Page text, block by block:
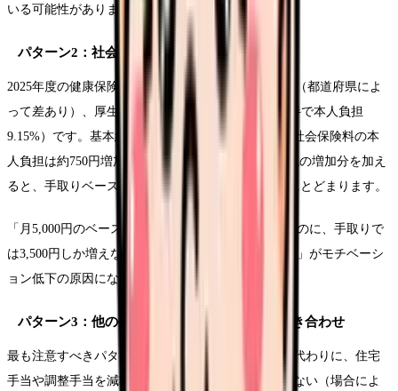
いる可能性があります。
パターン2：社会保険料の増加で相殺
2025年度の健康保険料率は協会けんぽ平均で10.00%（都道府県によ
って差あり）、厚生年金保険料率は18.3%（労使折半で本人負担
9.15%）です。基本給が月額5,000円上がった場合、社会保険料の本
人負担は約750円増加します。さらに所得税・住民税の増加分を加え
ると、手取りベースでの増加は3,500〜4,000円程度にとどまります。
「月5,000円のベースアップ」と聞いて期待していたのに、手取りで
は3,500円しか増えない。この「期待値とのギャップ」がモチベーシ
ョン低下の原因になることがあります。
パターン3：他の手当の見直し（減額）との抱き合わせ
最も注意すべきパターンです。基本給を引き上げる代わりに、住宅
手当や調整手当を減額し、総支給額ではほぼ変わらない（場合によ